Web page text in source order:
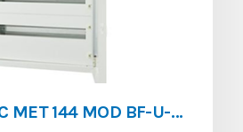
COFFRET ENC MET 144 MOD BF-U-6/144-A$$